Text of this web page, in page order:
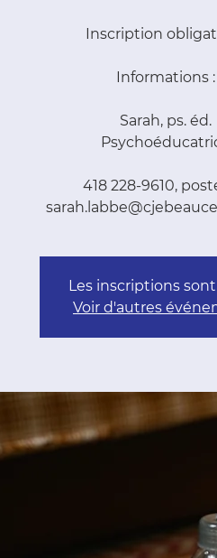
Inscription
Informations :
Sarah, ps. éd.
418 228-9610,
Les inscriptions
Voir d'autres